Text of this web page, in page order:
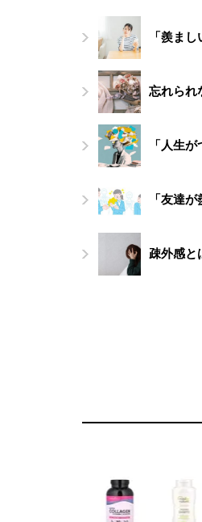
「羨ま
忘れられ
「人生
「友達
疎外感と